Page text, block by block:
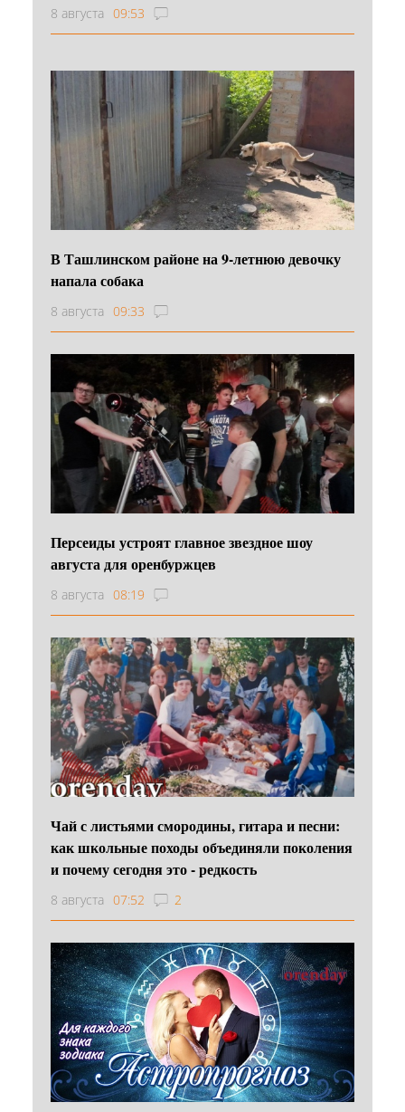
8 августа 09:53
В Ташлинском районе на 9-летнюю девочку
напала собака
8 августа 09:33
Персеиды устроят главное звездное шоу
августа для оренбуржцев
8 августа 08:19
Чай с листьями смородины, гитара и песни:
как школьные походы объединяли поколения
и почему сегодня это - редкость
8 августа 07:52 2